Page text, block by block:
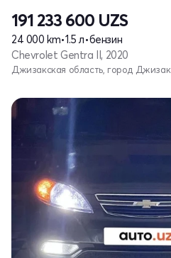
191 233 600 UZS
24 000 km•1.5 л•бензин
Chevrolet Gentra II, 2020
Джизакская область, город Джизак